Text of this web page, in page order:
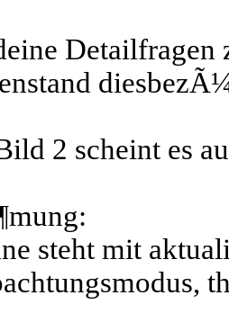
Detailfragen
2 scheint es
steht mit